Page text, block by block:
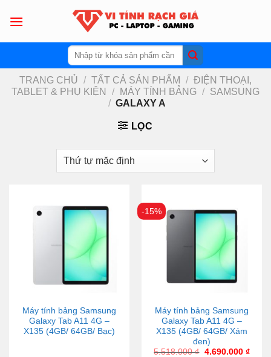
Tìm
kiếm:
TRANG CHỦ / TẤT CẢ SẢN PHẨM / ĐIỆN THOẠI,
TABLET & PHỤ KIỆN
/ MÁY TÍNH BẢNG /
SAMSUNG
/ GALAXY A
LỌC
Máy tính bảng Samsung
Galaxy Tab A11 4G –
X135 (4GB/ 64GB/ Bạc)
-15%
Máy tính bảng Samsung
Galaxy Tab A11 4G –
X135 (4GB/ 64GB/ Xám
đen)
5.518.000₫ 4.690.000 ₫